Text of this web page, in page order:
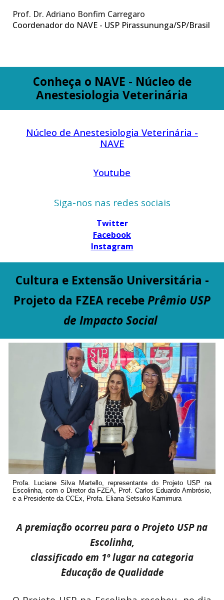
Prof. Dr. Adriano Bonfim Carregaro
Coordenador do NAVE - USP Pirassununga/SP/Brasil
Conheça o NAVE - Núcleo de
Anestesiologia Veterinária
Núcleo de Anestesiologia Veterinária -
NAVE
Youtube
Siga-nos nas redes sociais
Twitter
Facebook
Instagram
Cultura e Extensão Universitária -
Projeto da FZEA recebePrêmio USP
de Impacto Social
Profa. Luciane Silva Martello, representante do Projeto USP na
Escolinha, com o Diretor da FZEA, Prof. Carlos Eduardo Ambrósio,
e a Presidente da CCEx, Profa. Eliana Setsuko Kamimura
A premiação ocorreu para o Projeto USP na
Escolinha,
classificado em 1º lugar na categoria
´Educação de Qualidade